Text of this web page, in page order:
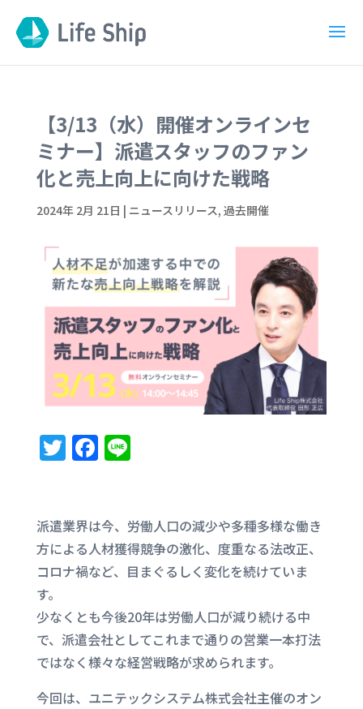
【3/13（水）開催オンラインセ
ミナー】派遣スタッフのファン
化と売上向上に向けた戦略
2024年 2月 21日 | ニュースリリース, 過去開催
T
w
te
r
F
a
e
b
o
o
k
Li
派遣業界は今、労働人口の減少や多種多様な働き
方による人材獲得競争の激化、度重なる法改正、
コロナ禍など、目まぐるしく変化を続けていま
す。
少なくとも今後20年は労働人口が減り続ける中
で、派遣会社としてこれまで通りの営業一本打法
ではなく様々な経営戦略が求められます。
今回は、ユニテックシステム株式会社主催のオン